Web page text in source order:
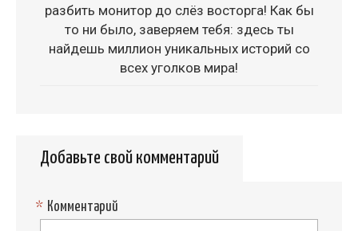
разбить монитор до слёз восторга! Как бы
то ни было, заверяем тебя: здесь ты
найдешь миллион уникальных историй со
всех уголков мира!
Добавьте свой комментарий
Комментарий
*